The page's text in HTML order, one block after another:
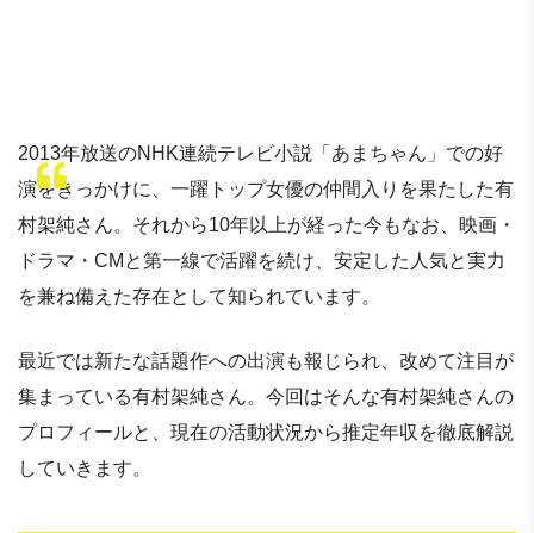
2013年放送のNHK連続テレビ小説「あまちゃん」での好
演をきっかけに、一躍トップ女優の仲間入りを果たした有
村架純さん。それから10年以上が経った今もなお、映画・
ドラマ・CMと第一線で活躍を続け、安定した人気と実力
を兼ね備えた存在として知られています。
最近では新たな話題作への出演も報じられ、改めて注目が
集まっている有村架純さん。今回はそんな有村架純さんの
プロフィールと、現在の活動状況から推定年収を徹底解説
していきます。